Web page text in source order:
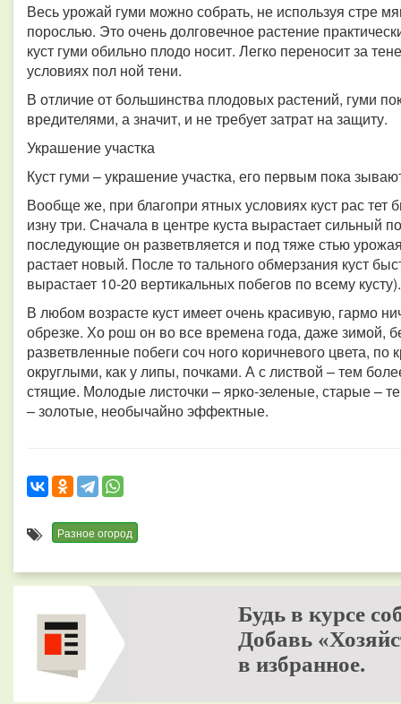
Весь урожай гуми можно собрать, не используя стре
порослью. Это очень долговечное растение
куст гуми обильно плодо носит. Легко переносит за
условиях пол ной тени.
В отличие от большинства плодовых растений, гуми
вредителями, а значит, и не требует затрат на защиту.
Украшение участка
Куст гуми – украшение участка, его первым пока
Вообще же, при благопри ятных условиях куст рас тет
изну три. Сначала в центре куста вырастает сильный
последующие он разветвляется и под тяже стью
растает новый. После то тального обмерзания куст
вырастает 10-20 вертикальных побегов по всему кусту).
В любом возрасте куст имеет очень красивую, гармо
обрезке. Хо рош он во все времена года, даже зимой,
разветвленные побеги соч ного коричневого цвета,
округлыми, как у липы, почками. А с листвой – тем
стящие. Молодые листочки – ярко-зеленые, старые –
– золотые, необычайно эффектные.
Разное огород
Будь в курсе
Добавь
в избранное.